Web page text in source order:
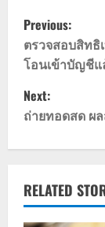
P
o
s
t
n
a
v
Previous:
ตรวจสอบสิทธิ
โอนเข้าบัญชี
Next:
ถ่ายทอดสด ผ
RELATED